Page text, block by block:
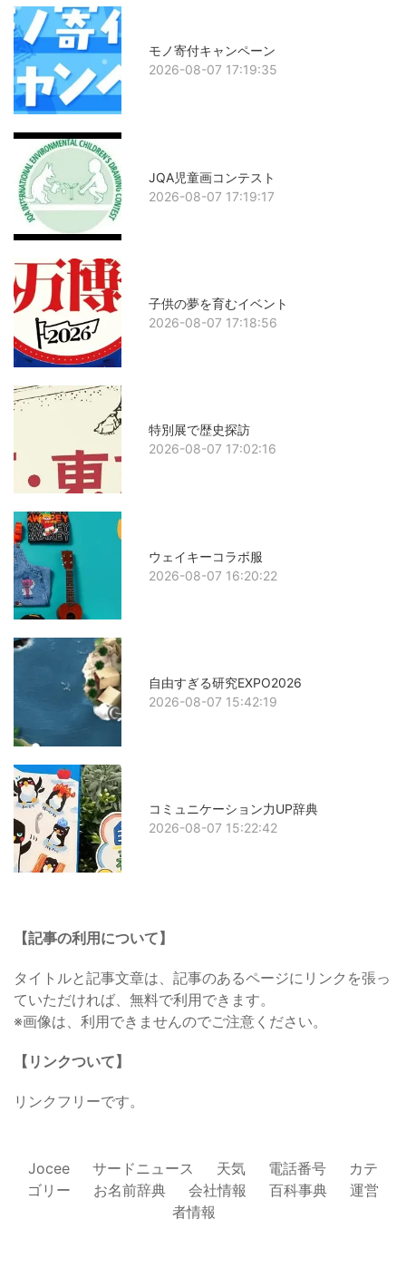
モノ寄付キャンペーン
2026-08-07 17:19:35
JQA児童画コンテスト
2026-08-07 17:19:17
子供の夢を育むイベント
2026-08-07 17:18:56
特別展で歴史探訪
2026-08-07 17:02:16
ウェイキーコラボ服
2026-08-07 16:20:22
自由すぎる研究EXPO2026
2026-08-07 15:42:19
コミュニケーション力UP辞典
2026-08-07 15:22:42
【記事の利用について】
タイトルと記事文章は、記事のあるページにリンクを張っ
ていただければ、無料で利用できます。
※画像は、利用できませんのでご注意ください。
【リンクついて】
リンクフリーです。
Jocee サードニュース 天気 電話番号
カテ
ゴリー
お名前辞典 会社情報 百科事典
運営
者情報